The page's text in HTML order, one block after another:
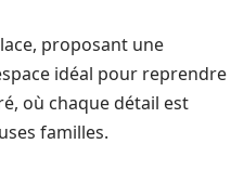
proposant une
idéal pour reprendre
où chaque détail est
familles.